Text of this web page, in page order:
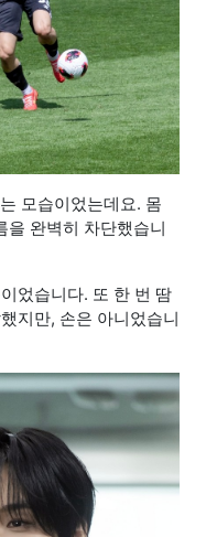
모습이었는데요. 몸
을 완벽히 차단했습니
었습니다. 또 한 번 땀
지만, 손은 아니었습니